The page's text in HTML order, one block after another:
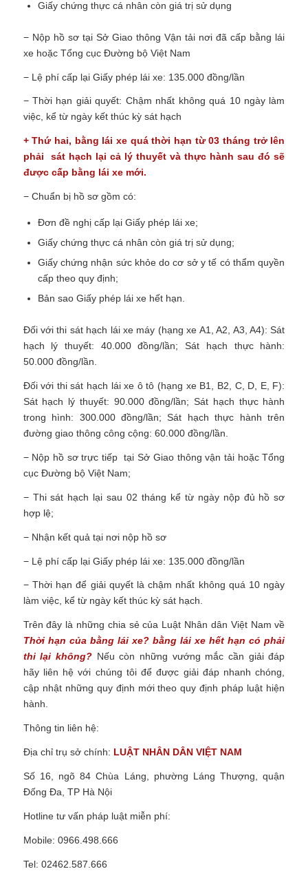
Giấy chứng thực cá nhân còn giá trị sử dụng
− Nộp hồ sơ tại Sở Giao thông Vận tải nơi đã cấp bằng lái
xe hoặc Tổng cục Đường bộ Việt Nam
− Lệ phí cấp lại Giấy phép lái xe: 135.000 đồng/lần
− Thời hạn giải quyết: Chậm nhất không quá 10 ngày làm
việc, kể từ ngày kết thúc kỳ sát hạch
+ Thứ hai, bằng lái xe quá thời hạn từ 03 tháng trở lên
phải sát hạch lại cả lý thuyết và thực hành sau đó sẽ
được cấp bằng lái xe mới.
− Chuẩn bị hồ sơ gồm có:
Đơn đề nghị cấp lại Giấy phép lái xe;
Giấy chứng thực cá nhân còn giá trị sử dụng;
Giấy chứng nhận sức khỏe do cơ sở y tế có thẩm quyền
cấp theo quy định;
Bản sao Giấy phép lái xe hết hạn.
Đối với thi sát hạch lái xe máy (hạng xe A1, A2, A3, A4): Sát
hạch lý thuyết: 40.000 đồng/lần; Sát hạch thực hành:
50.000 đồng/lần.
Đối với thi sát hạch lái xe ô tô (hạng xe B1, B2, C, D, E, F):
Sát hạch lý thuyết: 90.000 đồng/lần; Sát hạch thực hành
trong hình: 300.000 đồng/lần; Sát hạch thực hành trên
đường giao thông công cộng: 60.000 đồng/lần.
− Nộp hồ sơ trực tiếp tại Sở Giao thông vận tải hoặc Tổng
cục Đường bộ Việt Nam;
− Thi sát hạch lại sau 02 tháng kể từ ngày nộp đủ hồ sơ
hợp lệ;
− Nhận kết quả tại nơi nộp hồ sơ
− Lệ phí cấp lại Giấy phép lái xe: 135.000 đồng/lần
− Thời hạn để giải quyết là chậm nhất không quá 10 ngày
làm việc, kể từ ngày kết thúc kỳ sát hạch.
Trên đây là những chia sẻ của Luật Nhân dân Việt Nam về
Thời hạn của bằng lái xe? bằng lái xe hết hạn có phải
thi lại không?Nếu còn những vướng mắc cần giải đáp
hãy liên hệ với chúng tôi để được giải đáp nhanh chóng,
cập nhật những quy định mới theo quy định pháp luật hiện
hành.
Thông tin liên hệ:
Địa chỉ trụ sở chính: LUẬT NHÂN DÂN VIỆT NAM
Số 16, ngõ 84 Chùa Láng, phường Láng Thượng, quận
Đống Đa, TP Hà Nội
Hotline tư vấn pháp luật miễn phí:
Mobile: 0966.498.666
Tel: 02462.587.666